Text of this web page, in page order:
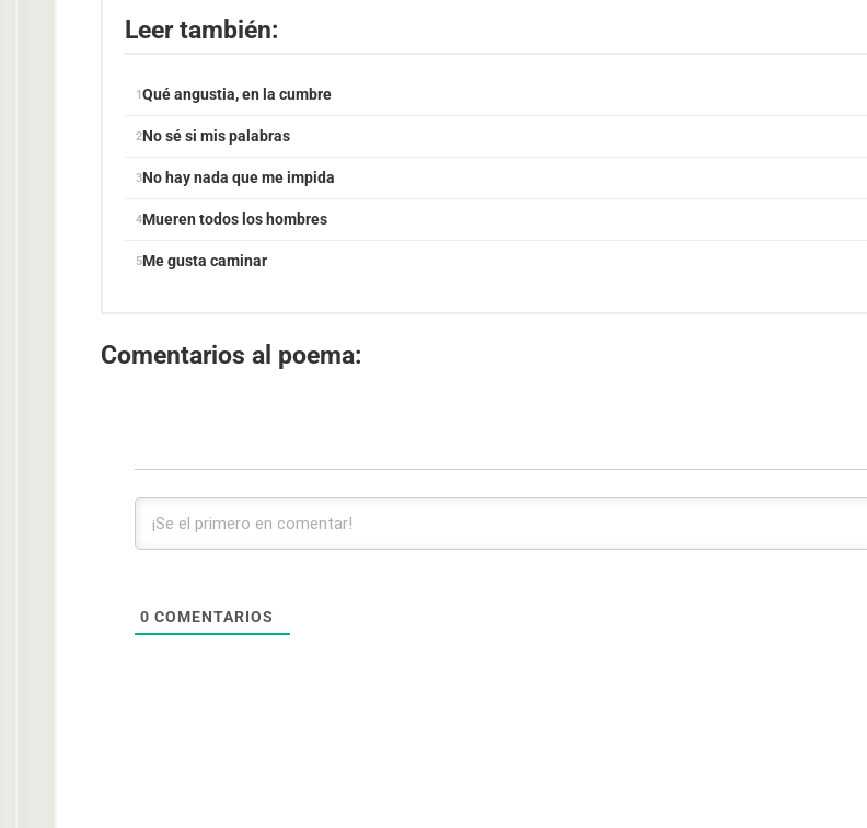
Leer también:
Qué angustia, en la cumbre
No sé si mis palabras
No hay nada que me impida
Mueren todos los hombres
Me gusta caminar
Comentarios al poema:
0 COMENTARIOS